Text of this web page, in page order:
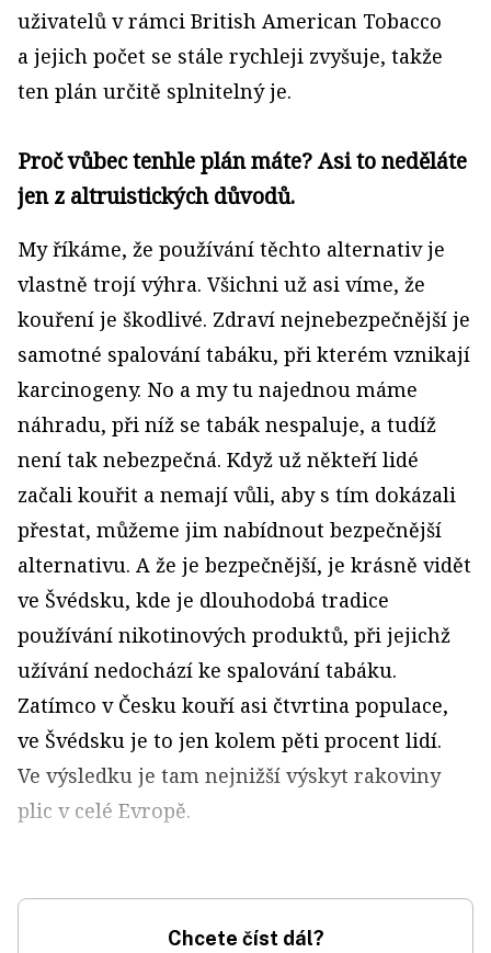
uživatelů v rámci British American Tobacco
a jejich počet se stále rychleji zvyšuje, takže
ten plán určitě splnitelný je.
Proč vůbec tenhle plán máte? Asi to neděláte
jen z altruistických důvodů.
My říkáme, že používání těchto alternativ je
vlastně trojí výhra. Všichni už asi víme, že
kouření je škodlivé. Zdraví nejnebezpečnější je
samotné spalování tabáku, při kterém vznikají
karcinogeny. No a my tu najednou máme
náhradu, při níž se tabák nespaluje, a tudíž
není tak nebezpečná. Když už někteří lidé
začali kouřit a nemají vůli, aby s tím dokázali
přestat, můžeme jim nabídnout bezpečnější
alternativu. A že je bezpečnější, je krásně vidět
ve Švédsku, kde je dlouhodobá tradice
používání nikotinových produktů, při jejichž
užívání nedochází ke spalování tabáku.
Zatímco v Česku kouří asi čtvrtina populace,
ve Švédsku je to jen kolem pěti procent lidí.
Ve výsledku je tam nejnižší výskyt rakoviny
plic v celé Evropě.
Chcete číst dál?